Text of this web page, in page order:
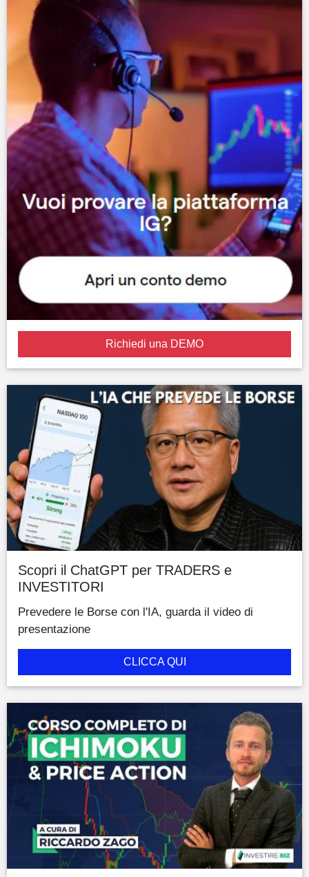
Richiedi una DEMO
Scopri il ChatGPT per TRADERS e
INVESTITORI
Prevedere le Borse con l'IA, guarda il video di
presentazione
CLICCA QUI